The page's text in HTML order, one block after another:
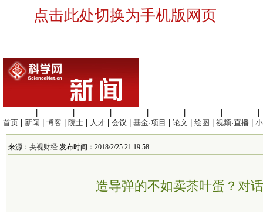
点击此处切换为手机版网页
首页
新闻 博客 院士 人才 会议 基金·项目 论文 绘图 视频·直播
来源： 央视财经 发布时间：2018/2/25 21:19:58
造导弹的不如卖茶叶蛋？对